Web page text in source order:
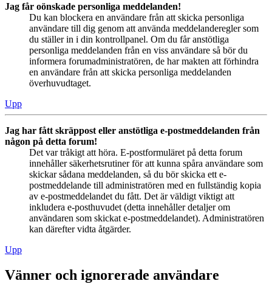
Jag får oönskade personliga meddelanden!
Du kan blockera en användare från att skicka personliga
användare till dig genom att använda meddelanderegler som
du ställer in i din kontrollpanel. Om du får anstötliga
personliga meddelanden från en viss användare så bör du
informera forumadministratören, de har makten att förhindra
en användare från att skicka personliga meddelanden
överhuvudtaget.
Upp
Jag har fått skräppost eller anstötliga e-postmeddelanden från
någon på detta forum!
Det var tråkigt att höra. E-postformuläret på detta forum
innehåller säkerhetsrutiner för att kunna spåra användare som
skickar sådana meddelanden, så du bör skicka ett e-
postmeddelande till administratören med en fullständig kopia
av e-postmeddelandet du fått. Det är väldigt viktigt att
inkludera e-posthuvudet (detta innehåller detaljer om
användaren som skickat e-postmeddelandet). Administratören
kan därefter vidta åtgärder.
Upp
Vänner och ignorerade användare